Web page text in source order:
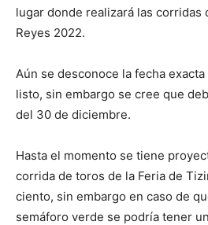
lugar donde realizará las corridas
Reyes 2022.
Aún se desconoce la fecha
listo, sin embargo se cree que
del 30 de diciembre.
Hasta el momento se tiene
corrida de toros de la Feria de
ciento, sin embargo en caso de
semáforo verde se podría tener